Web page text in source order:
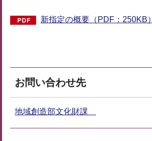
新指定の概要（PDF：250KB）
お問い合わせ先
地域創造部文化財課